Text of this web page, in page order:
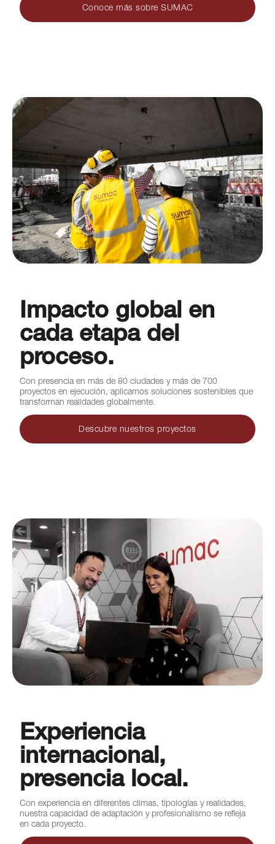
Conoce más sobre SUMAC
Impacto global en
cada etapa del
proceso.
Con presencia en más de 80 ciudades y más de 700
proyectos en ejecución, aplicamos soluciones sostenibles que
transforman realidades globalmente.
Descubre nuestros proyectos
Experiencia
internacional,
presencia local.
Con experiencia en diferentes climas, tipologías y realidades,
nuestra capacidad de adaptación y profesionalismo se refleja
en cada proyecto.